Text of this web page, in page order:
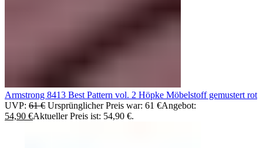
Armstrong 8413 Best Pattern vol. 2 Höpke Möbelstoff gemustert rot
UVP: 61€ Ursprünglicher Preis war: 61 €Angebot:
54,90 €Aktueller Preis ist: 54,90 €.